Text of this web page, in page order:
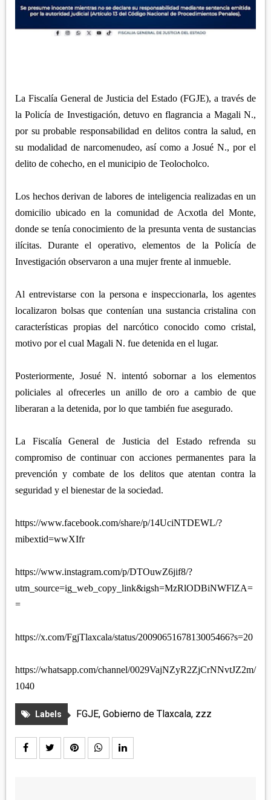
ZITLALTEPEC
TERRENATE
TLAXCO
XALOZTOC
ZACATELCO
REGIÓN PONIENTE
NANACAMILPA
SANCTÓRUM
La Fiscalía General de Justicia del Estado (FGJE), a través de
la Policía de Investigación, detuvo en flagrancia a Magali N.,
por su probable responsabilidad en delitos contra la salud, en
su modalidad de narcomenudeo, así como a Josué N., por el
delito de cohecho, en el municipio de Teolocholco.
Los hechos derivan de labores de inteligencia realizadas en un
domicilio ubicado en la comunidad de Acxotla del Monte,
donde se tenía conocimiento de la presunta venta de sustancias
ilícitas. Durante el operativo, elementos de la Policía de
Investigación observaron a una mujer frente al inmueble.
Al entrevistarse con la persona e inspeccionarla, los agentes
localizaron bolsas que contenían una sustancia cristalina con
características propias del narcótico conocido como cristal,
motivo por el cual Magali N. fue detenida en el lugar.
Posteriormente, Josué N. intentó sobornar a los elementos
policiales al ofrecerles un anillo de oro a cambio de que
liberaran a la detenida, por lo que también fue asegurado.
La Fiscalía General de Justicia del Estado refrenda su
compromiso de continuar con acciones permanentes para la
prevención y combate de los delitos que atentan contra la
seguridad y el bienestar de la sociedad.
https://www.facebook.com/share/p/14UciNTDEWL/?
mibextid=wwXIfr
https://www.instagram.com/p/DTOuwZ6jif8/?
utm_source=ig_web_copy_link&igsh=MzRlODBiNWFlZA=
=
https://x.com/FgjTlaxcala/status/2009065167813005466?s=20
https://whatsapp.com/channel/0029VajNZyR2ZjCrNNvtJZ2m/
1040
Labels FGJE, Gobierno de Tlaxcala, zzz